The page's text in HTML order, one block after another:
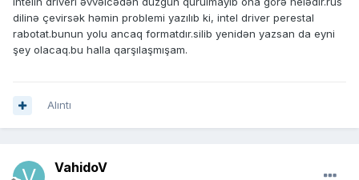
dilinə çevirsək həmin problemi yazılıb ki, intel driver perestal
rabotat.bunun yolu ancaq formatdır.silib yenidən yazsan da eyni
şey olacaq.bu halla qarşılaşmışam.
Alıntı
VahidoV